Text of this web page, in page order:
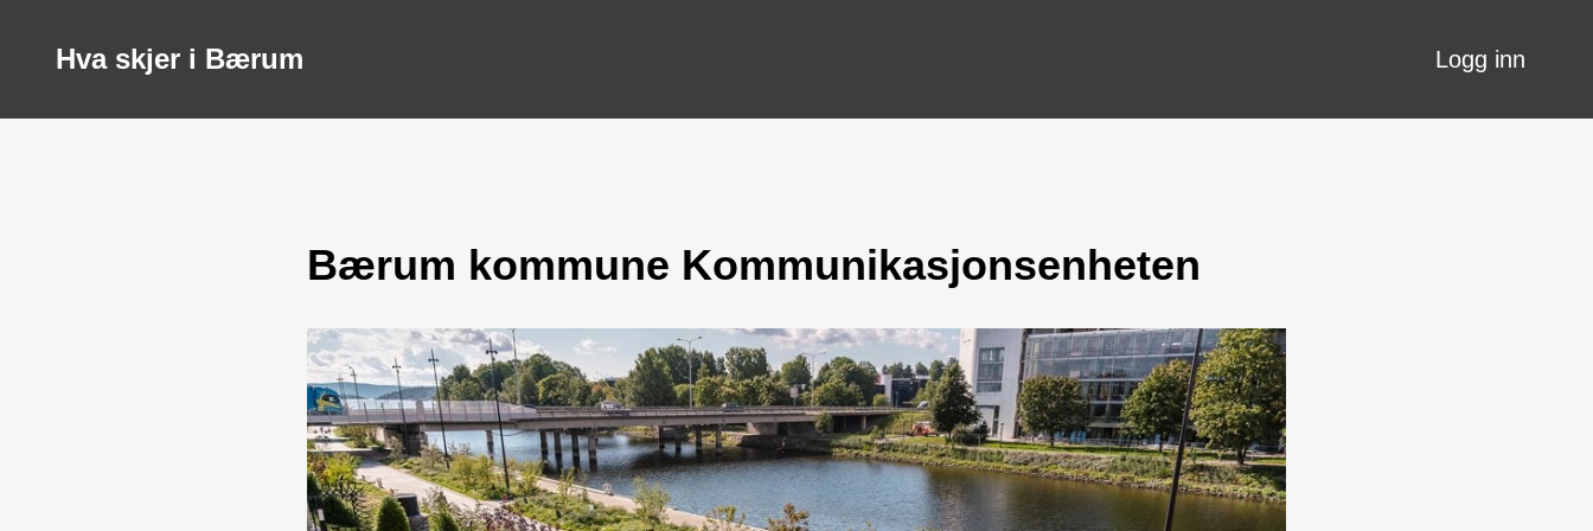
Hva skjer i Bærum Logg inn
Bærum kommune Kommunikasjonsenheten